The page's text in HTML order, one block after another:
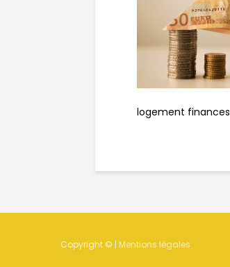
logement finances
Copyright © | Mentions légales